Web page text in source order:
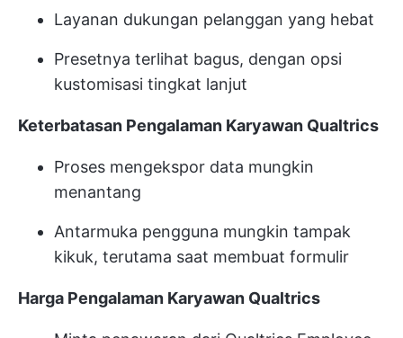
Layanan dukungan pelanggan yang hebat
Presetnya terlihat bagus, dengan opsi
kustomisasi tingkat lanjut
Keterbatasan Pengalaman Karyawan Qualtrics
Proses mengekspor data mungkin
menantang
Antarmuka pengguna mungkin tampak
kikuk, terutama saat membuat formulir
Harga Pengalaman Karyawan Qualtrics